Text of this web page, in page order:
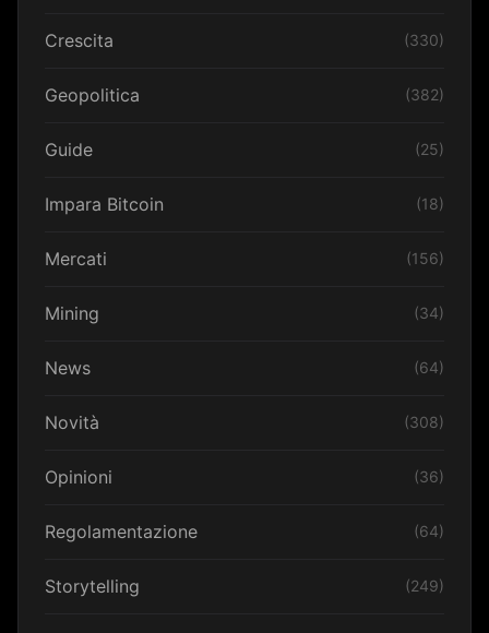
Crescita (330)
Geopolitica (382)
Guide (25)
Impara Bitcoin (18)
Mercati (156)
Mining (34)
News (64)
Novità (308)
Opinioni (36)
Regolamentazione (64)
Storytelling (249)